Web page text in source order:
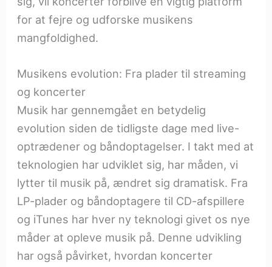
for at fejre og udforske musikens
mangfoldighed.
Musikens evolution: Fra plader til streaming
og koncerter
Musik har gennemgået en betydelig
evolution siden de tidligste dage med live-
optrædener og båndoptagelser. I takt med at
teknologien har udviklet sig, har måden, vi
lytter til musik på, ændret sig dramatisk. Fra
LP-plader og båndoptagere til CD-afspillere
og iTunes har hver ny teknologi givet os nye
måder at opleve musik på. Denne udvikling
har også påvirket, hvordan koncerter